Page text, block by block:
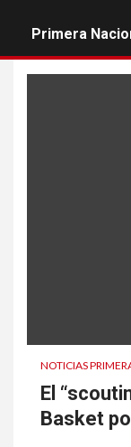
Primera
Fem
NOTICIAS
El
Basket